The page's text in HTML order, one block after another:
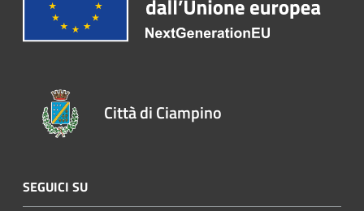
Città di Ciampino
SEGUICI SU